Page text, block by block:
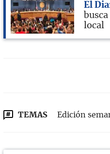
El
local
TEMAS Edición